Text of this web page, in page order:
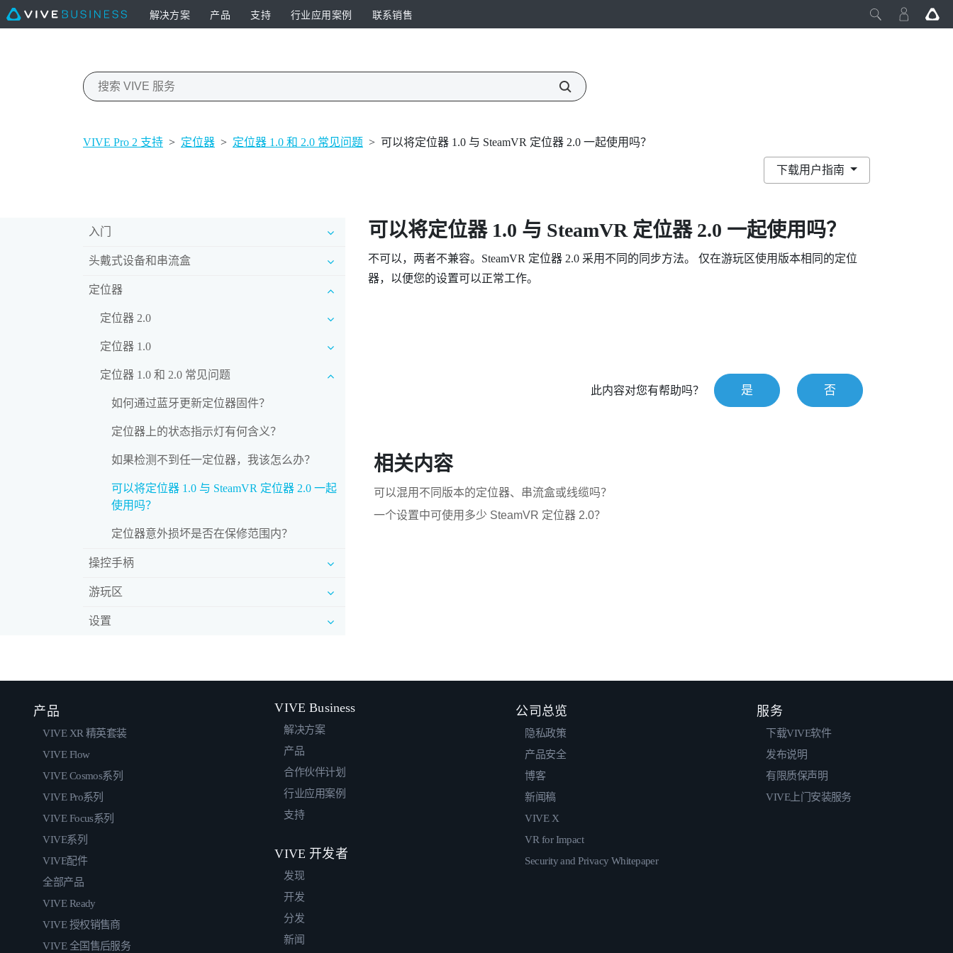
解决方案 产品 支持 行业应用案例 联系销售
VIVE Pro 2 支持 > 定位器 > 定位器 1.0 和 2.0 常见问题 > 可以将定位器 1.0 与 SteamVR 定位器 2.0 一起使用吗？
下载用户指南
入门
头戴式设备和串流盒
定位器
定位器 2.0
定位器 1.0
定位器 1.0 和 2.0 常见问题
如何通过蓝牙更新定位器固件？
定位器上的状态指示灯有何含义？
如果检测不到任一定位器，我该怎么办？
可以将定位器 1.0 与 SteamVR 定位器 2.0 一起
使用吗？
定位器意外损坏是否在保修范围内？
操控手柄
游玩区
设置
可以将定位器 1.0 与 SteamVR定位器 2.0 一起使用吗？
不可以，两者不兼容。 SteamVR 定位器 2.0 采用不同的同步方法。 仅在游玩区使用版本相同的定位
器，以便您的设置可以正常工作。
此内容对您有帮助吗？ 是 否
相关内容
可以混用不同版本的定位器、串流盒或线缆吗？
一个设置中可使用多少 SteamVR 定位器 2.0？
产品
VIVE XR 精英套装
VIVE Flow
VIVE Cosmos系列
VIVE Pro系列
VIVE Focus系列
VIVE系列
VIVE配件
全部产品
VIVE Ready
VIVE 授权销售商
VIVE 全国售后服务
VIVE Business
解决方案
产品
合作伙伴计划
行业应用案例
支持
VIVE 开发者
发现
开发
分发
新闻
公司总览
隐私政策
产品安全
博客
新闻稿
VIVE X
VR for Impact
Security and Privacy Whitepaper
服务
下载VIVE软件
发布说明
有限质保声明
VIVE上门安装服务